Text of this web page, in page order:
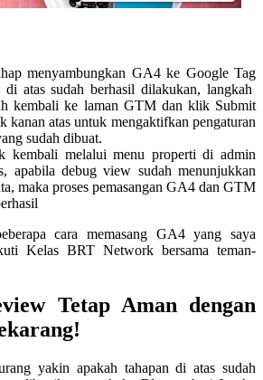
menyambungkan GA4 ke Google Tag
atas sudah berhasil dilakukan, langkah
kembali ke laman GTM dan klik Submit
kanan atas untuk mengaktifkan pengaturan
sudah dibuat.
kembali melalui menu properti di admin
apabila debug view sudah menunjukkan
maka proses pemasangan GA4 dan GTM
cara memasang GA4 yang saya
Kelas BRT Network bersama teman-
Tetap Aman dengan
yakin apakah tahapan di atas sudah